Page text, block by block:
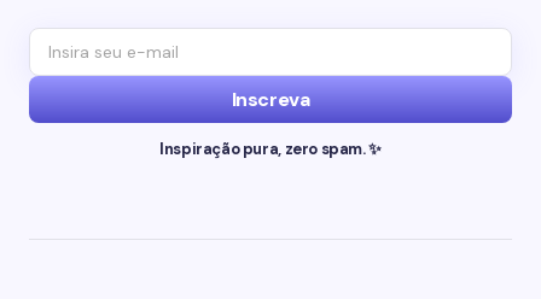
Inscreva
Inspiração pura, zero spam. ✨